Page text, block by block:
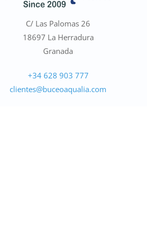
C/ Las Palomas 26
18697 La Herradura
Granada
+34 628 903 777
clientes@buceoaqualia.com
En línea · Asistente de Buceo Aqualia